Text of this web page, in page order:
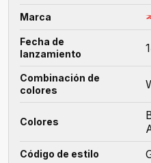
Marca
Fecha de
lanzamiento
Combinación de
colores
Colores
Código de estilo